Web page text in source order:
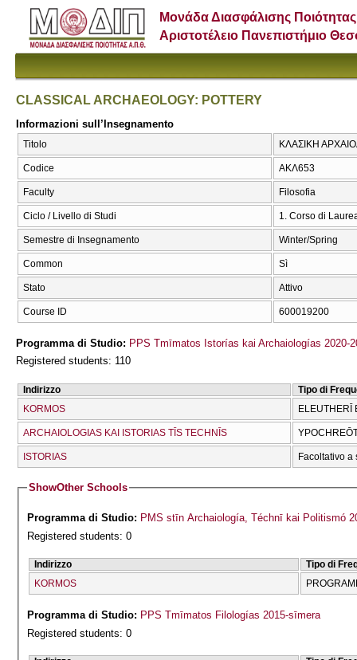
Μονάδα Διασφάλισης Ποιότητας
Αριστοτέλειο Πανεπιστήμιο
CLASSICAL ARCHAEOLOGY: POTTERY
Informazioni sull’Insegnamento
Titolo ΚΛΑΣΙΚΗ
Codice ΑΚΛ653
Faculty Filosofia
Ciclo / Livello di Studi 1. Corso di
Semestre di Insegnamento Winter/Spring
Common Sì
Stato Attivo
Course ID 600019200
Programma di Studio: PPS Tmīmatos Istorías kai Archaiologías 2020-
Registered students: 110
Indirizzo
Tipo di
KORMOS
ELEUTHERĪ
ARCΗAIOLOGIAS KAI ISTORIAS TĪS TECΗNĪS
ISTORIAS Facoltativo a
ShowOther Schools
Programma di Studio: PMS stīn Archaiología, Téchnī kai Politismó
Registered students: 0
Indirizzo
Tipo di
KORMOS
Programma di Studio: PPS Tmīmatos Filologías 2015-sīmera
Registered students: 0